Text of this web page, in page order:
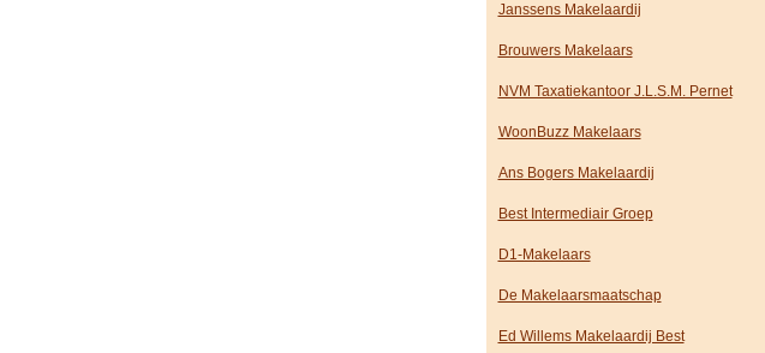
Janssens Makelaardij
Brouwers Makelaars
NVM Taxatiekantoor J.L.S.M. Pernet
WoonBuzz Makelaars
Ans Bogers Makelaardij
Best Intermediair Groep
D1-Makelaars
De Makelaarsmaatschap
Ed Willems Makelaardij Best